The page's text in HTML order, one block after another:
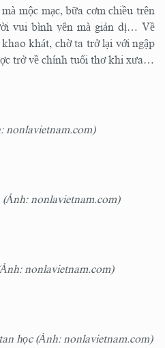
mộc mạc, bữa cơm chiều trên
vui bình yên mà giản dị… Về
khát, chờ ta trở lại với ngập
trở về chính tuổi thơ khi xưa…
nonlavietnam.com)
nonlavietnam.com)
nonlavietnam.com)
học (Ảnh: nonlavietnam.com)